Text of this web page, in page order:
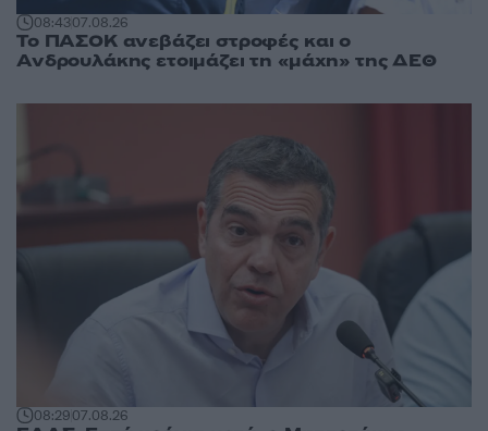
08:4307.08.26
Το ΠΑΣΟΚ ανεβάζει στροφές και ο
Ανδρουλάκης ετοιμάζει τη «μάχη» της ΔΕΘ
08:2907.08.26